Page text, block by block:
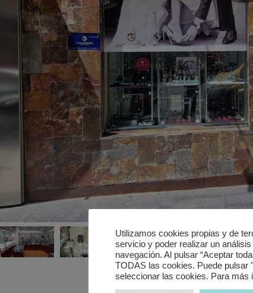
Utilizamos cookies propias y de
servicio y poder realizar un
navegación. Al pulsar “Aceptar
TODAS las cookies. Puede pulsar
seleccionar las cookies. Para más